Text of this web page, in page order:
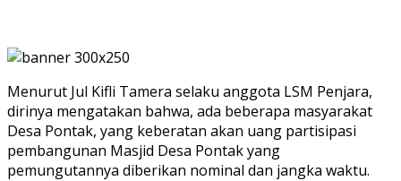
Menurut Jul Kifli Tamera selaku anggota LSM Penjara,
dirinya mengatakan bahwa, ada beberapa masyarakat
Desa Pontak, yang keberatan akan uang partisipasi
pembangunan Masjid Desa Pontak yang
pemungutannya diberikan nominal dan jangka waktu.